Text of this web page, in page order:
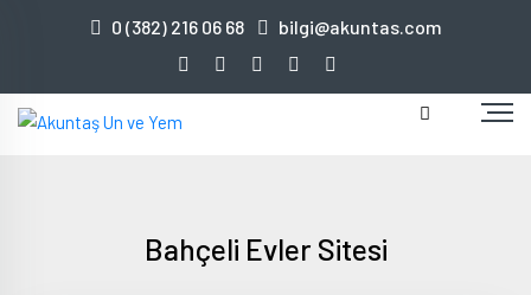
0 (382) 216 06 68 bilgi@akuntas.com
Bahçeli Evler Sitesi